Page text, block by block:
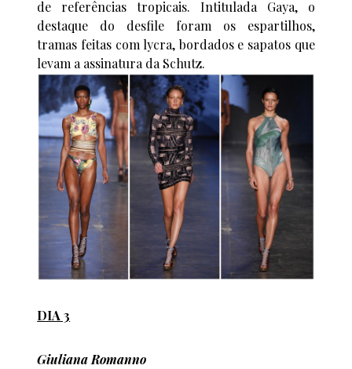
de referências tropicais. Intitulada Gaya, o
destaque do desfile foram os espartilhos,
tramas feitas com lycra, bordados e sapatos que
levam a assinatura da Schutz.
DIA 3
Giuliana Romanno